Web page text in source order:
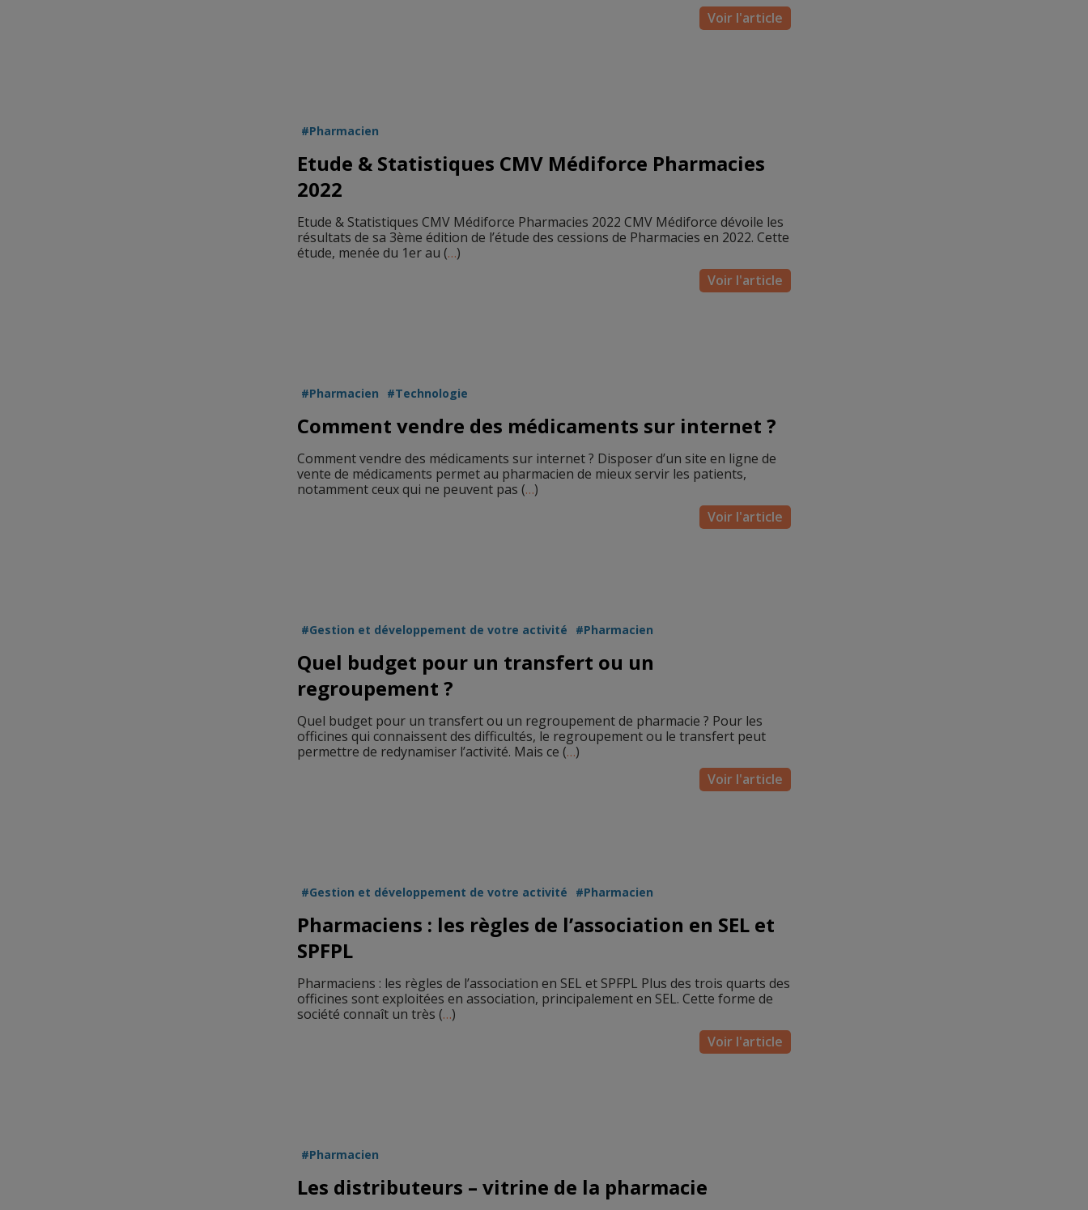
Voir l'article
Pharmacien
Etude & Statistiques CMV Médiforce Pharmacies
2022
Etude & Statistiques CMV Médiforce Pharmacies 2022 CMV Médiforce dévoile les
résultats de sa 3ème édition de l’étude des cessions de Pharmacies en 2022. Cette
étude, menée du 1er au (…)
Voir l'article
Pharmacien Technologie
Comment vendre des médicaments sur internet ?
Comment vendre des médicaments sur internet ? Disposer d’un site en ligne de
vente de médicaments permet au pharmacien de mieux servir les patients,
notamment ceux qui ne peuvent pas (…)
Voir l'article
Gestion et développement de votre activité Pharmacien
Quel budget pour un transfert ou un
regroupement ?
Quel budget pour un transfert ou un regroupement de pharmacie ? Pour les
officines qui connaissent des difficultés, le regroupement ou le transfert peut
permettre de redynamiser l’activité. Mais ce (…)
Voir l'article
Gestion et développement de votre activité Pharmacien
Pharmaciens : les règles de l’association en SEL et
SPFPL
Pharmaciens : les règles de l’association en SEL et SPFPL Plus des trois quarts des
officines sont exploitées en association, principalement en SEL. Cette forme de
société connaît un très (…)
Voir l'article
Pharmacien
Les distributeurs – vitrine de la pharmacie